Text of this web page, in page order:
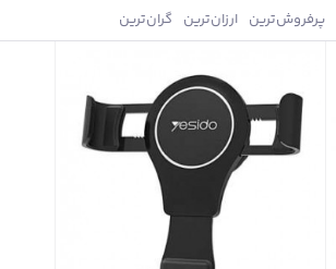
پرفروش‌ترین ارزان‌ترین گران‌ترین